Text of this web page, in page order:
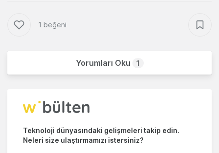
1 beğeni
Yorumları Oku 1
Teknoloji dünyasındaki gelişmeleri takip edin.
Neleri size ulaştırmamızı istersiniz?